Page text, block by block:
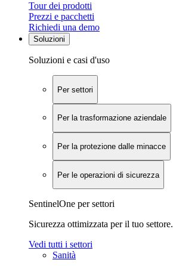
Tour dei prodotti
Prezzi e pacchetti
Richiedi una demo
Soluzioni
Soluzioni e casi d'uso
Per settori
Per la trasformazione aziendale
Per la protezione dalle minacce
Per le operazioni di sicurezza
SentinelOne per settori
Sicurezza ottimizzata per il tuo settore.
Vedi tutti i settori
Sanità